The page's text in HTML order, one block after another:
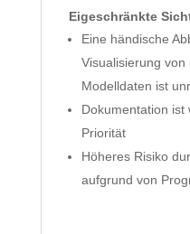
Eigeschränkte
Eine händische
Visualisierung von
Modelldaten ist
Dokumentation ist
Priorität
Höheres Risiko
aufgrund von